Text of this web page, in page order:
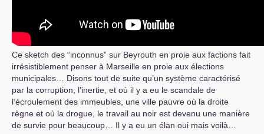
Ce sketch des “inconnus” sur Beyrouth en proie aux factions fait
irrésistiblement penser à Marseille en proie aux élections
municipales… Disons tout de suite qu’un système caractérisé
par la corruption, l’inertie, et où il y a eu le scandale de
l’écroulement des immeubles, une ville pauvre où la droite
règne et où la drogue, le travail au noir est devenu une manière
de survie pour beaucoup… Il y a eu un élan oui mais voilà…